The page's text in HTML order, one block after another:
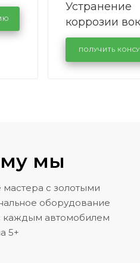
Устранение
коррозии
лобового
районе
Volkswagen
ПОЛУЧИТЬ
мы
с золотыми
оборудование
каждым автомобилем
5+